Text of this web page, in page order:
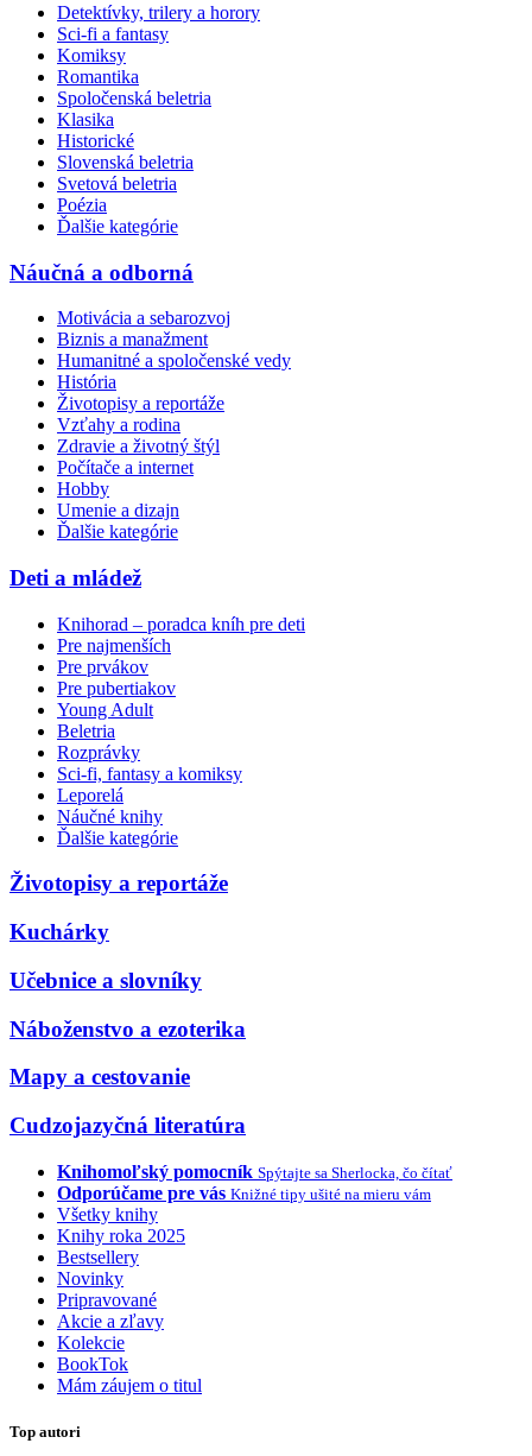
Detektívky, trilery a horory
Sci-fi a fantasy
Komiksy
Romantika
Spoločenská beletria
Klasika
Historické
Slovenská beletria
Svetová beletria
Poézia
Ďalšie kategórie
Náučná a odborná
Motivácia a sebarozvoj
Biznis a manažment
Humanitné a spoločenské vedy
História
Životopisy a reportáže
Vzťahy a rodina
Zdravie a životný štýl
Počítače a internet
Hobby
Umenie a dizajn
Ďalšie kategórie
Deti a mládež
Knihorad – poradca kníh pre deti
Pre najmenších
Pre prvákov
Pre pubertiakov
Young Adult
Beletria
Rozprávky
Sci-fi, fantasy a komiksy
Leporelá
Náučné knihy
Ďalšie kategórie
Životopisy a reportáže
Kuchárky
Učebnice a slovníky
Náboženstvo a ezoterika
Mapy a cestovanie
Cudzojazyčná literatúra
Knihomoľský pomocník Spýtajte sa Sherlocka, čo čítať
Odporúčame pre vás Knižné tipy ušité na mieru vám
Všetky knihy
Knihy roka 2025
Bestsellery
Novinky
Pripravované
Akcie a zľavy
Kolekcie
BookTok
Mám záujem o titul
Top autori